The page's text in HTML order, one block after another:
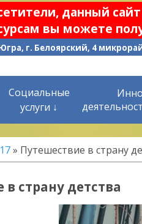
данный
вы можете
г. Белоярский, 4
Социальные
услуги ↓
17» Путешествие в страну
страну детства